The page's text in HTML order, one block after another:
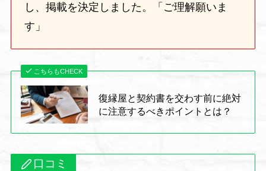
し、掲載を決定しました。「ご理解願いま
す」
こちらもCHECK
復縁屋と契約書を交わす前に絶対
に注意するべきポイントとは？
口コミ